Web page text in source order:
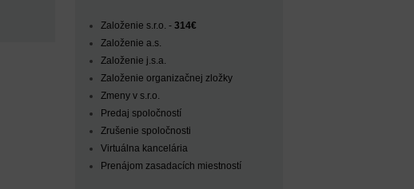
Založenie s.r.o. - 314€
Založenie a.s.
Založenie j.s.a.
Založenie organizačnej zložky
Zmeny v s.r.o.
Predaj spoločností
Zrušenie spoločnosti
Virtuálna kancelária
Prenájom zasadacích miestností